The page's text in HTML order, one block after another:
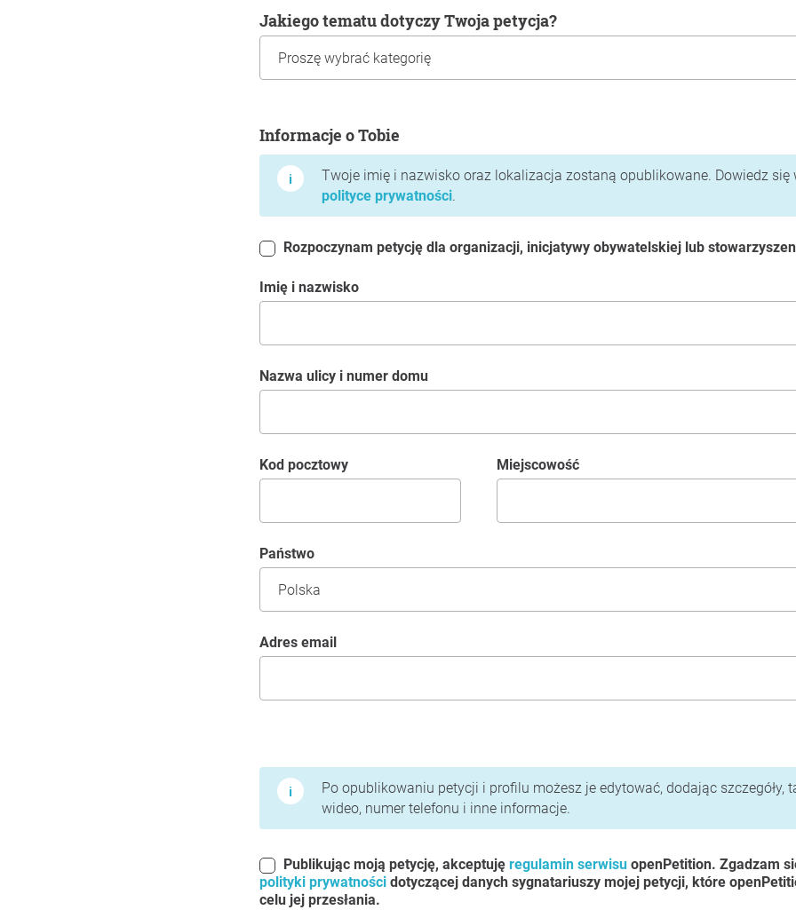
Jakiego tematu dotyczy Twoja petycja?
Informacje o Tobie
Twoje imię i nazwisko oraz lokalizacja zostaną opublikowane. Dowiedz się
polityce prywatności.
Rozpoczynam petycję dla organizacji, inicjatywy obywatelskiej lub
Imię i nazwisko
Nazwa ulicy i numer domu
kod pocztowy Miejscowość
Państwo
Adres email
Warunki użytkowania i polityka prywatności
Po opublikowaniu petycji i profilu możesz je edytować, dodając szczegóły,
wideo, numer telefonu i inne informacje.
Publikując moją petycję, akceptuję regulamin serwisu openPetition. Zgadzam
polityki prywatności dotyczącej danych sygnatariuszy mojej petycji, które
celu jej przesłania.